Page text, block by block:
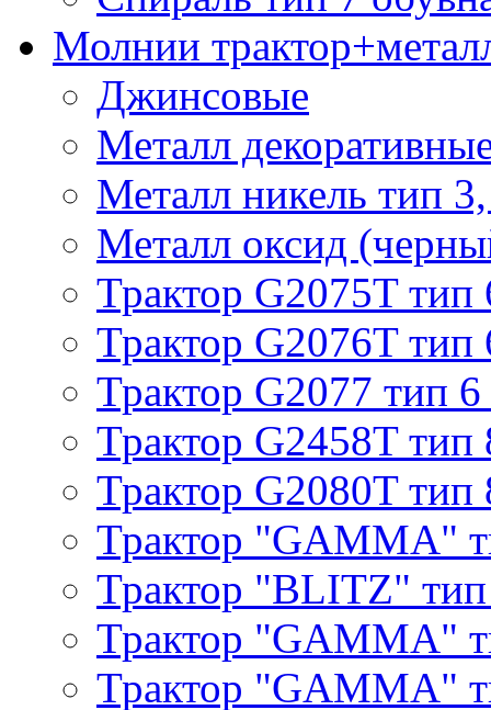
Молнии
Джинсовые
Металл
Металл никель тип
Металл оксид
Трактор G2075T тип
Трактор G2076T тип
Трактор G2077 тип 6
Трактор G2458T тип
Трактор G2080T тип
Трактор "GAMMA"
Трактор "BLITZ"
Трактор "GAMMA"
Трактор "GAMMA"